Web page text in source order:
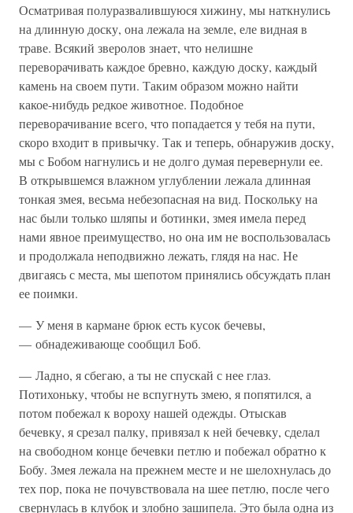
Осматривая полуразвалившуюся хижину, мы наткнулись
на длинную доску, она лежала на земле, еле видная в
траве. Всякий зверолов знает, что нелишне
переворачивать каждое бревно, каждую доску, каждый
камень на своем пути. Таким образом можно найти
какое-нибудь редкое животное. Подобное
переворачивание всего, что попадается у тебя на пути,
скоро входит в привычку. Так и теперь, обнаружив доску,
мы с Бобом нагнулись и не долго думая перевернули ее.
В открывшемся влажном углублении лежала длинная
тонкая змея, весьма небезопасная на вид. Поскольку на
нас были только шляпы и ботинки, змея имела перед
нами явное преимущество, но она им не воспользовалась
и продолжала неподвижно лежать, глядя на нас. Не
двигаясь с места, мы шепотом принялись обсуждать план
ее поимки.
— У меня в кармане брюк есть кусок бечевы,
— обнадеживающе сообщил Боб.
— Ладно, я сбегаю, а ты не спускай с нее глаз.
Потихоньку, чтобы не вспугнуть змею, я попятился, а
потом побежал к вороху нашей одежды. Отыскав
бечевку, я срезал палку, привязал к ней бечевку, сделал
на свободном конце бечевки петлю и побежал обратно к
Бобу. Змея лежала на прежнем месте и не шелохнулась до
тех пор, пока не почувствовала на шее петлю, после чего
свернулась в клубок и злобно зашипела. Это была одна из